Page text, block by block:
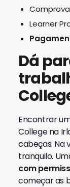
Learner
Dá
Encontrar
College na
cabeças. Na
tranquilo.
com
começar as